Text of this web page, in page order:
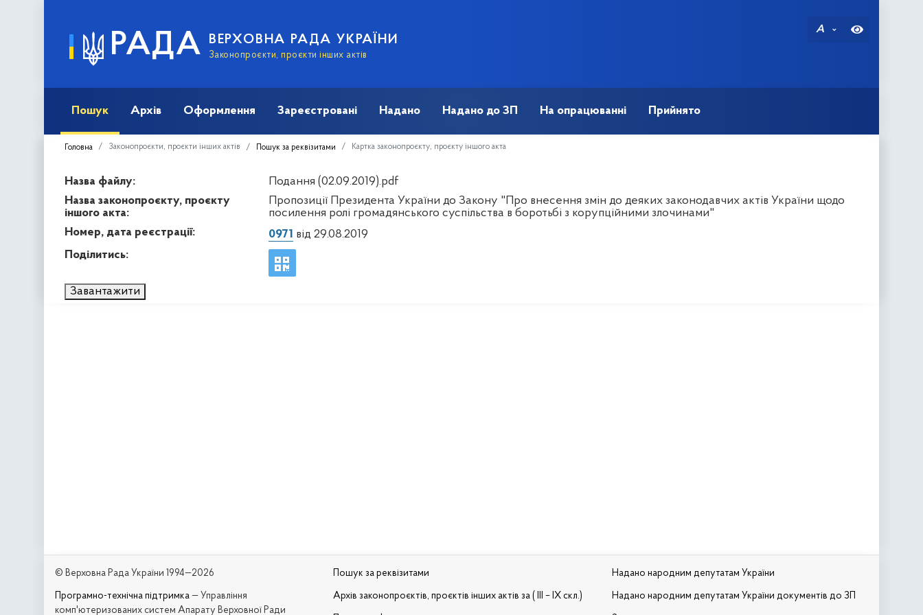
РАДА ВЕРХОВНА РАДА УКРАЇНИ
Законопроєкти, проєкти інших актів
A
Пошук Архів Оформлення Зареєстровані Надано Надано до ЗП На опрацюванні Прийнято
Головна Законопроєкти, проєкти інших актів Пошук за реквізитами Картка законопроєкту, проєкту іншого акта
Назва файлу:
Подання (02.09.2019).pdf
Назва законопроєкту, проєкту
іншого акта:
Пропозиції Президента України до Закону "Про внесення змін до деяких законодавчих актів України щодо
посилення ролі громадянського суспільства в боротьбі з корупційними злочинами"
Номер, дата реєстрації:
0971 від 29.08.2019
Поділитись:
Завантажити
© Верховна Рада України 1994—2026
Програмно-технічна підтримка — Управління
комп'ютеризованих систем Апарату Верховної Ради
Пошук за реквізитами
Архів законопроєктів, проєктів інших актів за ( III – IX скл.)
Надано народним депутатам України
Надано народним депутатам України документів до ЗП